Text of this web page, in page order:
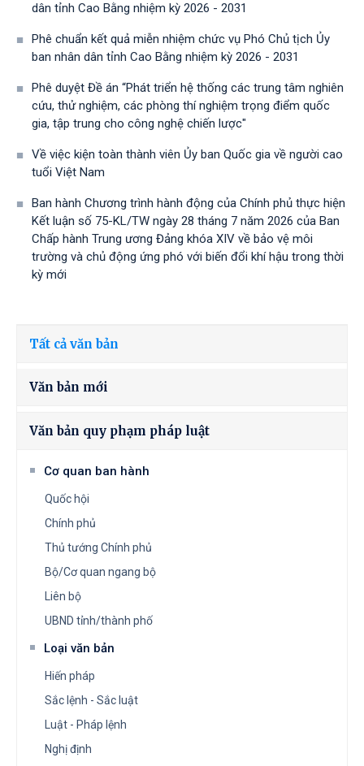
dân tỉnh Cao Bằng nhiệm kỳ 2026 - 2031
Phê chuẩn kết quả miễn nhiệm chức vụ Phó Chủ tịch Ủy
ban nhân dân tỉnh Cao Bằng nhiệm kỳ 2026 - 2031
Phê duyệt Đề án “Phát triển hệ thống các trung tâm nghiên
cứu, thử nghiệm, các phòng thí nghiệm trọng điểm quốc
gia, tập trung cho công nghệ chiến lược"
Về việc kiện toàn thành viên Ủy ban Quốc gia về người cao
tuổi Việt Nam
Ban hành Chương trình hành động của Chính phủ thực hiện
Kết luận số 75-KL/TW ngày 28 tháng 7 năm 2026 của Ban
Chấp hành Trung ương Đảng khóa XIV về bảo vệ môi
trường và chủ động ứng phó với biến đổi khí hậu trong thời
kỳ mới
Tất cả văn bản
Văn bản mới
Văn bản quy phạm pháp luật
Cơ quan ban hành
Quốc hội
Chính phủ
Thủ tướng Chính phủ
Bộ/Cơ quan ngang bộ
Liên bộ
UBND tỉnh/thành phố
Loại văn bản
Hiến pháp
Sắc lệnh - Sắc luật
Luật - Pháp lệnh
Nghị định